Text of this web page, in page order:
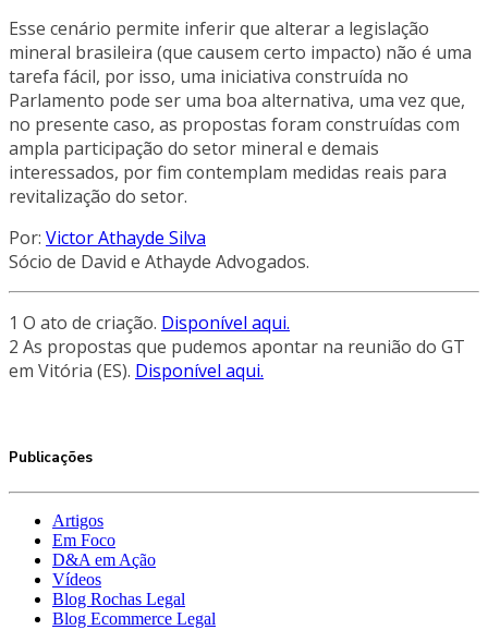
Esse cenário permite inferir que alterar a legislação
mineral brasileira (que causem certo impacto) não é uma
tarefa fácil, por isso, uma iniciativa construída no
Parlamento pode ser uma boa alternativa, uma vez que,
no presente caso, as propostas foram construídas com
ampla participação do setor mineral e demais
interessados, por fim contemplam medidas reais para
revitalização do setor.
Por: Victor Athayde Silva
Sócio de David e Athayde Advogados.
1 O ato de criação. Disponível aqui.
2 As propostas que pudemos apontar na reunião do GT
em Vitória (ES). Disponível aqui.
Publicações
Artigos
Em Foco
D&A em Ação
Vídeos
Blog Rochas Legal
Blog Ecommerce Legal